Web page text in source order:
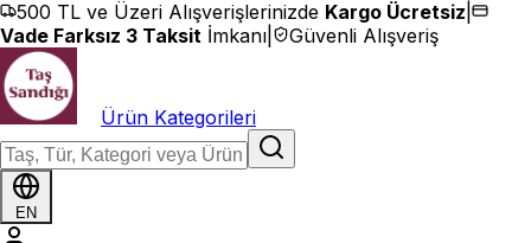
İçeriğe geç
500 TL ve Üzeri Alışverişlerinizde Kargo Ücretsiz
Vade Farksız 3 Taksit İmkanı Güvenli Alışveriş
Ürün Kategorileri
EN